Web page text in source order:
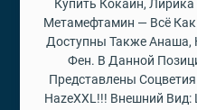
Купить Кокаин, Лирика
Метамефтамин — Всё
Доступны Также Анаша,
Фен. В Данной
Представлены
HazeXXL!!! Внешний Вид: